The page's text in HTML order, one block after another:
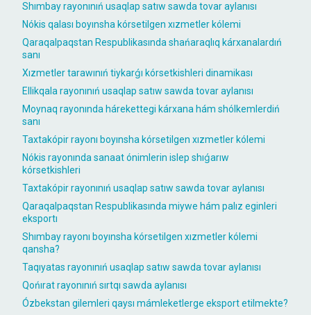
Shımbay rayonınıń usaqlap satıw sawda tovar aylanısı
Nókis qalası boyınsha kórsetilgen xızmetler kólemi
Qaraqalpaqstan Respublikasında shańaraqlıq kárxanalardıń
sanı
Xızmetler tarawınıń tiykarǵı kórsetkishleri dinamikası
Ellikqala rayonınıń usaqlap satıw sawda tovar aylanısı
Moynaq rayonında hárekettegi kárxana hám shólkemlerdiń
sanı
Taxtakópir rayonı boyınsha kórsetilgen xızmetler kólemi
Nókis rayonında sanaat ónimlerin islep shıǵarıw
kórsetkishleri
Taxtakópir rayonınıń usaqlap satıw sawda tovar aylanısı
Qaraqalpaqstan Respublikasında miywe hám palız eginleri
eksportı
Shımbay rayonı boyınsha kórsetilgen xızmetler kólemi
qansha?
Taqıyatas rayonınıń usaqlap satıw sawda tovar aylanısı
Qońırat rayonınıń sırtqı sawda aylanısı
Ózbekstan gilemleri qaysı mámleketlerge eksport etilmekte?